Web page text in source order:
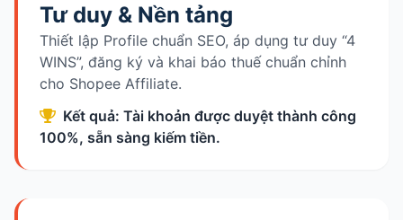
Tư duy & Nền tảng
Thiết lập Profile chuẩn SEO, áp dụng tư duy “4
WINS”, đăng ký và khai báo thuế chuẩn chỉnh
cho Shopee Affiliate.
Kết quả: Tài khoản được duyệt thành công
100%, sẵn sàng kiếm tiền.